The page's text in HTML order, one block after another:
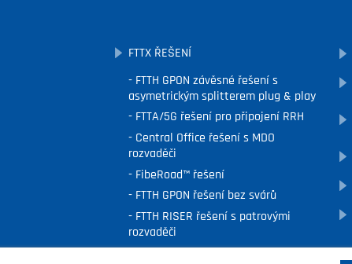
FTTX ŘEŠENÍ
FTTH GPON závěsné řešení s
asymetrickým splitterem plug & play
FTTA/5G řešení pro připojení RRH
Central Office řešení s MDO
rozvaděči
FibeRoad™ řešení
FTTH GPON řešení bez svárů
FTTH RISER řešení s patrovými
rozvaděči
FTTx podzemní řešení